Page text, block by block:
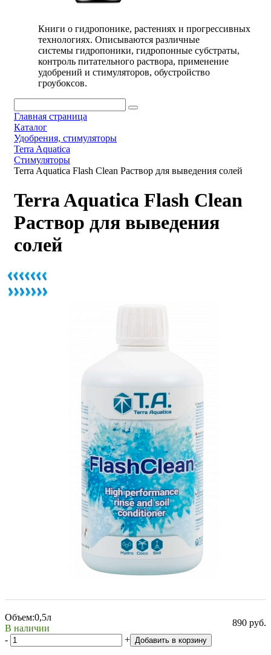
Книги о гидропонике, растениях и прогрессивных
технологиях. Описываются различные
системы гидропоники, гидропонные субстраты,
контроль питательного раствора, применение
удобрений и стимуляторов, обустройство
гроубоксов.
Главная страница
Каталог
Удобрения, стимуляторы
Terra Aquatica
Стимуляторы
Terra Aquatica Flash Clean Раствор для выведения солей
Terra Aquatica Flash Clean
Раствор для выведения
солей
Объем:0,5л
В наличии
890 руб.
-
+ Добавить в корзину